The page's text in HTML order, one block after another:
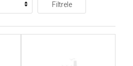
Filtrele